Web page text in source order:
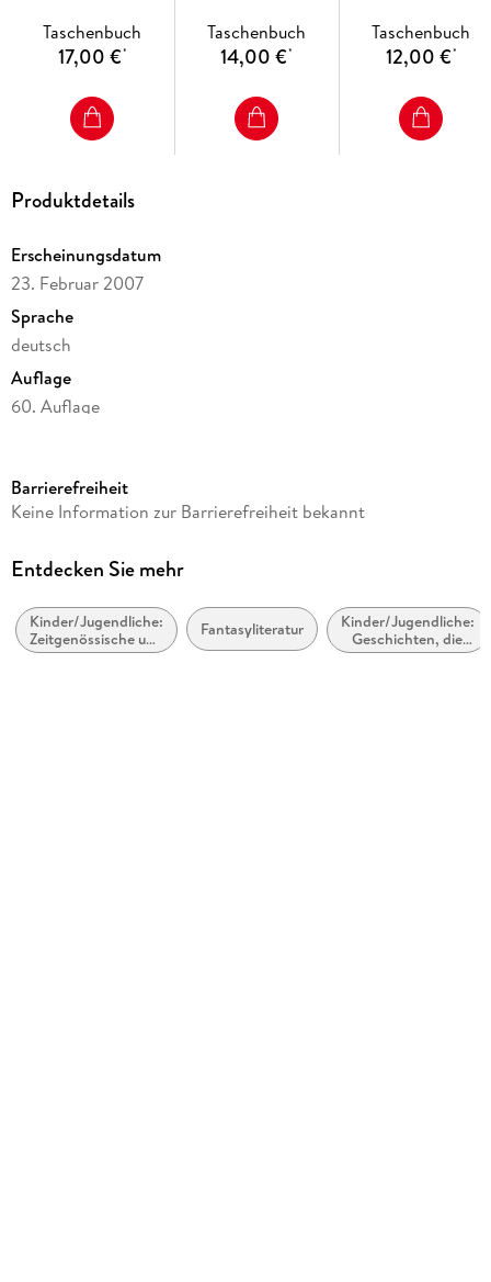
Taschenbuch
17,00 €*
Taschenbuch
14,00 €*
Taschenbuch
12,00 €*
Produktdetails
Erscheinungsdatum
23. Februar 2007
Sprache
deutsch
Auflage
60. Auflage
Altersempfehlung
Reihe
Autor/Autorin
J.K. Rowling, Joanne K. Rowling
Barrierefreiheit
Keine Information zur Barrierefreiheit bekannt
Entdecken Sie mehr
Kinder/Jugendliche:
Zeitgenössische und
Urban Fantasy
Fantasyliteratur
Kinder/Jugendliche:
Geschichten, die
von anderen